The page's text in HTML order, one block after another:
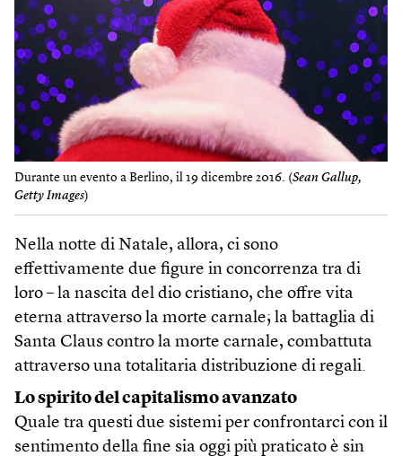
Durante un evento a Berlino, il 19 dicembre 2016. (Sean Gallup,
Getty Images)
Nella notte di Natale, allora, ci sono
effettivamente due figure in concorrenza tra di
loro – la nascita del dio cristiano, che offre vita
eterna attraverso la morte carnale; la battaglia di
Santa Claus contro la morte carnale, combattuta
attraverso una totalitaria distribuzione di regali.
Lo spirito del capitalismo avanzato
Quale tra questi due sistemi per confrontarci con il
sentimento della fine sia oggi più praticato è sin